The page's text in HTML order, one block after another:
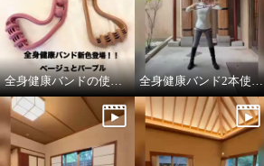
全身健康バンドの使い方 全身健康バンド2本使い②